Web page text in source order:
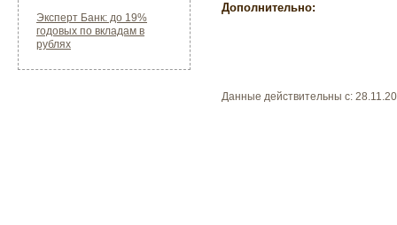
Эксперт Банк: до 19%
годовых по вкладам в
рублях
Дополнительно:
Данные действительны c: